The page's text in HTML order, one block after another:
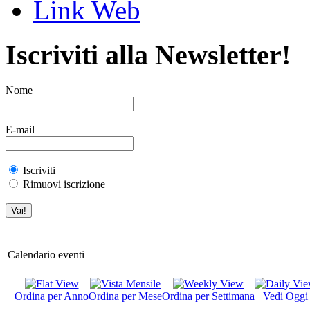
Link Web
Iscriviti alla Newsletter!
Nome
E-mail
Iscriviti
Rimuovi iscrizione
Calendario eventi
Ordina per AnnoOrdina per MeseOrdina per Settimana Vedi Oggi